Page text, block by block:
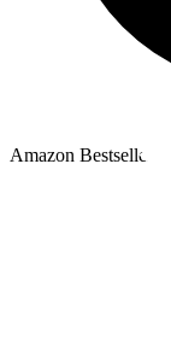
Amazon Bestseller